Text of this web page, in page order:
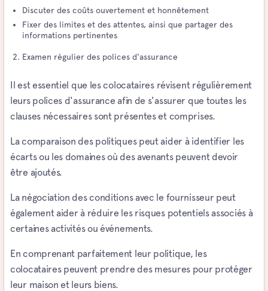
Discuter des coûts ouvertement et honnêtement
Fixer des limites et des attentes, ainsi que partager des
informations pertinentes
Examen régulier des polices d'assurance
Il est essentiel que les colocataires révisent régulièrement
leurs polices d'assurance afin de s'assurer que toutes les
clauses nécessaires sont présentes et comprises.
La comparaison des politiques peut aider à identifier les
écarts ou les domaines où des avenants peuvent devoir
être ajoutés.
La négociation des conditions avec le fournisseur peut
également aider à réduire les risques potentiels associés à
certaines activités ou événements.
En comprenant parfaitement leur politique, les
colocataires peuvent prendre des mesures pour protéger
leur maison et leurs biens.